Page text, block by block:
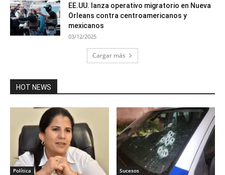
EE.UU. lanza operativo migratorio en Nueva
Orleans contra centroamericanos y
mexicanos
03/12/2025
Cargar más
HOT NEWS
Política Sucesos